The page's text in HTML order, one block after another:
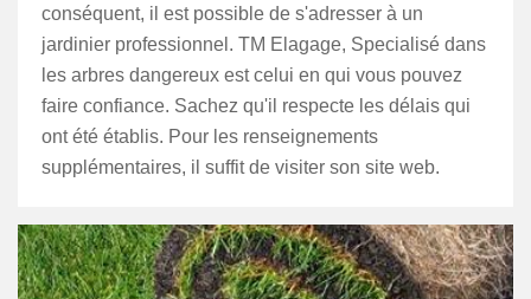
conséquent, il est possible de s'adresser à un
jardinier professionnel. TM Elagage, Specialisé dans
les arbres dangereux est celui en qui vous pouvez
faire confiance. Sachez qu'il respecte les délais qui
ont été établis. Pour les renseignements
supplémentaires, il suffit de visiter son site web.